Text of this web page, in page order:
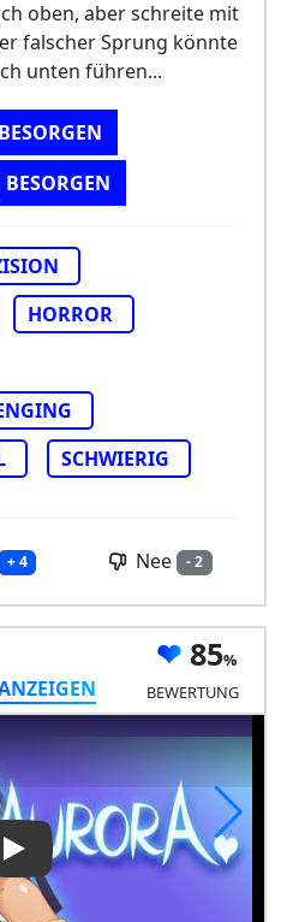
oben, aber schreite mit
falscher Sprung könnte
unten führen...
BESORGEN
BESORGEN
HORROR
SCHWIERIG
+ 4 Nee - 2
85
BEWERTUNG
Play Video: Aurora